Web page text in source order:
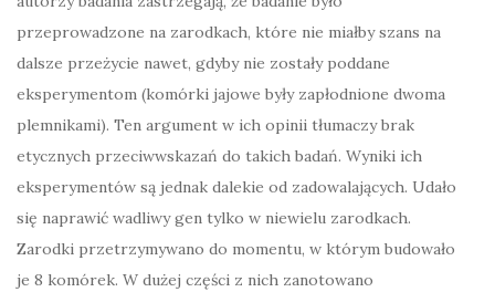
przeprowadzone na zarodkach, które nie miałby szans na
dalsze przeżycie nawet, gdyby nie zostały poddane
eksperymentom (komórki jajowe były zapłodnione dwoma
plemnikami). Ten argument w ich opinii tłumaczy brak
etycznych przeciwwskazań do takich badań. Wyniki ich
eksperymentów są jednak dalekie od zadowalających. Udało
się naprawić wadliwy gen tylko w niewielu zarodkach.
Zarodki przetrzymywano do momentu, w którym budowało
je 8 komórek. W dużej części z nich zanotowano